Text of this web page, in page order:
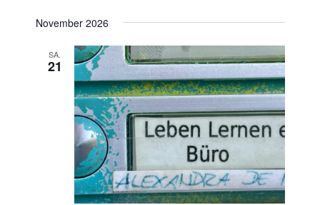
November 2026
SA.
21